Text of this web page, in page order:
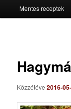
az
a
Mentes receptek
Közzétéve2016-